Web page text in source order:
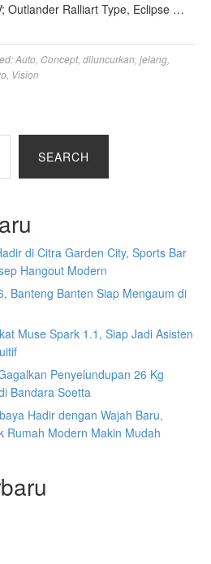
Outlander Ralliart Type, Eclipse …
Auto Concept, diluncurkan jelang
Vision
SEARCH
di Citra Garden City, Sports Bar
Hangout Modern
Banteng Banten Siap Mengaum di
Muse Spark 1.1, Siap Jadi Asisten
Penyelundupan 26 Kg
Bandara Soetta
Hadir dengan Wajah Baru,
Rumah Modern Makin Mudah